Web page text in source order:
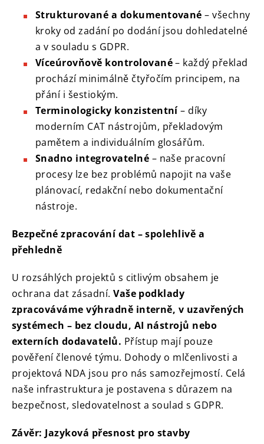
Strukturované a dokumentované – všechny
kroky od zadání po dodání jsou dohledatelné
a v souladu s GDPR.
Víceúrovňově kontrolované– každý překlad
prochází minimálně čtyřočím principem, na
přání i šestiokým.
Terminologicky konzistentní– díky
moderním CAT nástrojům, překladovým
pamětem a individuálním glosářům.
Snadno integrovatelné – naše pracovní
procesy lze bez problémů napojit na vaše
plánovací, redakční nebo dokumentační
nástroje.
Bezpečné zpracování dat – spolehlivě a
přehledně
U rozsáhlých projektů s citlivým obsahem je
ochrana dat zásadní.Vaše podklady
zpracováváme výhradně interně, v uzavřených
systémech – bez cloudu, AI nástrojů nebo
externích dodavatelů. Přístup mají pouze
pověření členové týmu. Dohody o mlčenlivosti a
projektová NDA jsou pro nás samozřejmostí. Celá
naše infrastruktura je postavena s důrazem na
bezpečnost, sledovatelnost a soulad s GDPR.
Závěr: Jazyková přesnost pro stavby